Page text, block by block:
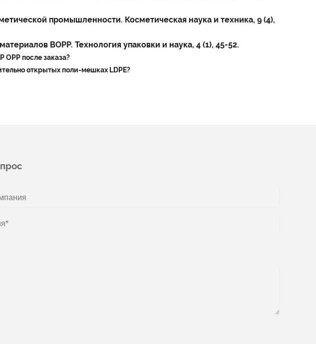
промышленности. Косметическая наука и техника, 9 (4),
BOPP. Технология упаковки и наука, 4 (1), 45-52.
после заказа?
открытых поли-мешках LDPE?